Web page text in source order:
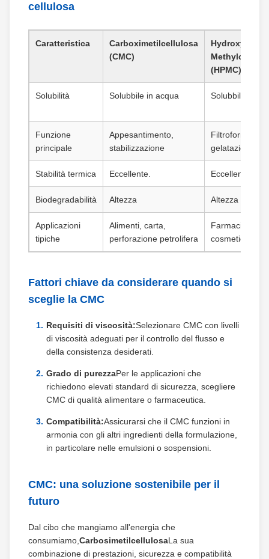
cellulosa
Caratteristica
Carboximetilcellulosa
(CMC)
(HPMC)
Solubilità Solubbile in acqua Solubbile in
Funzione
principale
Appesantimento,
stabilizzazione
gelatazione
Stabilità termica Eccellente. Eccellente.
Biodegradabilità Altezza Altezza
Applicazioni
tipiche
Alimenti, carta,
perforazione petrolifera
Farmacia,
cosmetici
Fattori chiave da considerare quando si
sceglie la CMC
Requisiti di viscosità:Selezionare CMC con livelli
di viscosità adeguati per il controllo del flusso e
della consistenza desiderati.
Grado di purezzaPer le applicazioni che
richiedono elevati standard di sicurezza, scegliere
CMC di qualità alimentare o farmaceutica.
Compatibilità:Assicurarsi che il CMC funzioni in
armonia con gli altri ingredienti della formulazione,
in particolare nelle emulsioni o sospensioni.
CMC: una soluzione sostenibile per il
futuro
Dal cibo che mangiamo all'energia che
consumiamo, CarbosimetilcellulosaLa sua
combinazione di prestazioni, sicurezza e compatibilità